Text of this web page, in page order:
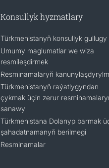
Konsullyk hyzmatlary
Türkmenistanyň konsullyk gullugy
Umumy maglumatlar we wiza
resmileşdirmek
Resminamalaryň
Türkmenistanyň raýatlygyndan
çykmak üçin zerur
sanawy
Türkmenistana Dolanyp barmak
şahadatnamanyň berilmegi
Resminamalar